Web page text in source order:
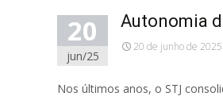
20
jun/25
Autonomia
20 de junho de 2025
Nos últimos anos, o STJ